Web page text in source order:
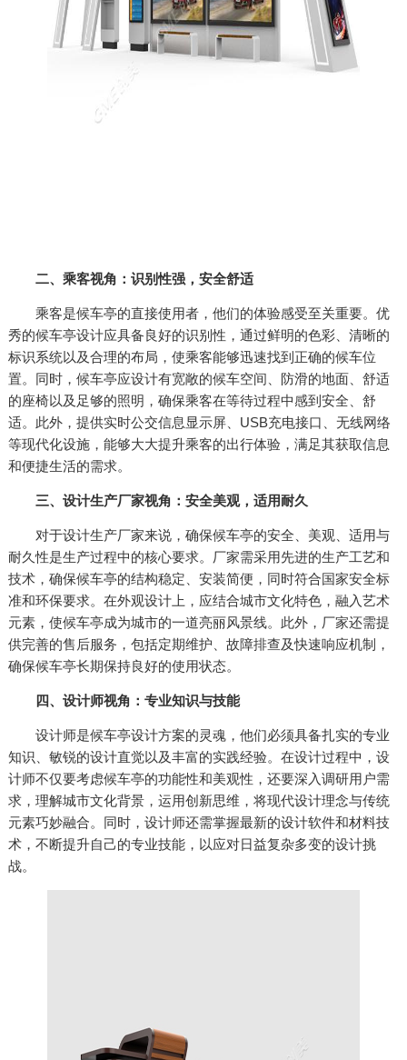
二、乘客视角：识别性强，安全舒适
乘客是候车亭的直接使用者，他们的体验感受至关重要。优
秀的候车亭设计应具备良好的识别性，通过鲜明的色彩、清晰的
标识系统以及合理的布局，使乘客能够迅速找到正确的候车位
置。同时，候车亭应设计有宽敞的候车空间、防滑的地面、舒适
的座椅以及足够的照明，确保乘客在等待过程中感到安全、舒
适。此外，提供实时公交信息显示屏、USB充电接口、无线网络
等现代化设施，能够大大提升乘客的出行体验，满足其获取信息
和便捷生活的需求。
三、设计生产厂家视角：安全美观，适用耐久
对于设计生产厂家来说，确保候车亭的安全、美观、适用与
耐久性是生产过程中的核心要求。厂家需采用先进的生产工艺和
技术，确保候车亭的结构稳定、安装简便，同时符合国家安全标
准和环保要求。在外观设计上，应结合城市文化特色，融入艺术
元素，使候车亭成为城市的一道亮丽风景线。此外，厂家还需提
供完善的售后服务，包括定期维护、故障排查及快速响应机制，
确保候车亭长期保持良好的使用状态。
四、设计师视角：专业知识与技能
设计师是候车亭设计方案的灵魂，他们必须具备扎实的专业
知识、敏锐的设计直觉以及丰富的实践经验。在设计过程中，设
计师不仅要考虑候车亭的功能性和美观性，还要深入调研用户需
求，理解城市文化背景，运用创新思维，将现代设计理念与传统
元素巧妙融合。同时，设计师还需掌握最新的设计软件和材料技
术，不断提升自己的专业技能，以应对日益复杂多变的设计挑
战。